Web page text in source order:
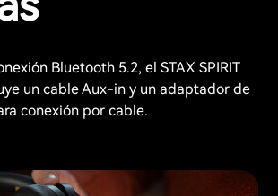
Bluetooth 5.2, el STAX SPIRIT
un cable Aux-in y un adaptador de
conexión por cable.